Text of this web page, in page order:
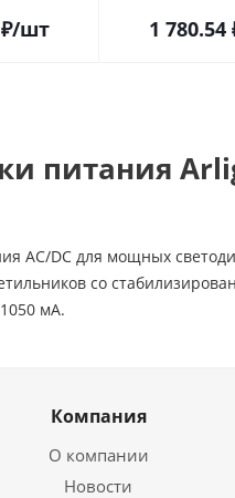
₽/шт 1 780.54
питания
AC/DC для мощных
со
мА.
Компания
О компании
Новости